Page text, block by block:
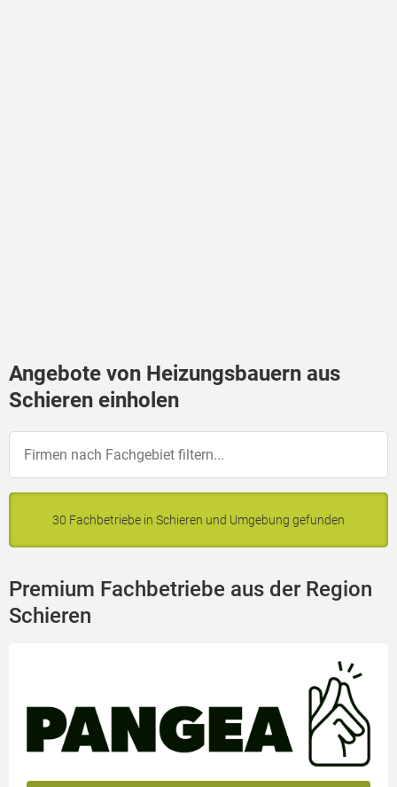
Angebote von Heizungsbauern aus
Schieren einholen
30 Fachbetriebe in Schieren und Umgebung gefunden
Premium Fachbetriebe aus der Region
Schieren